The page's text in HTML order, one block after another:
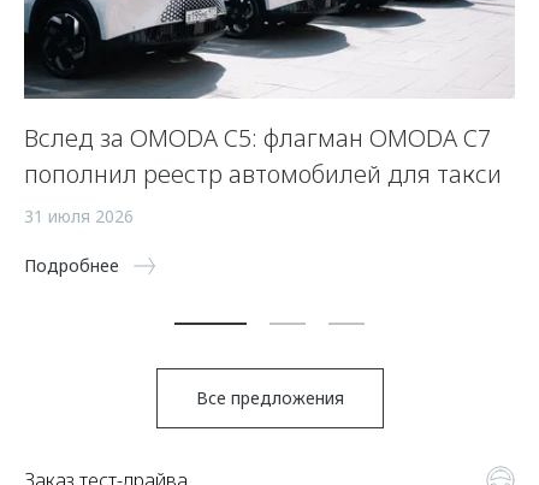
Вслед за OMODA C5: флагман OMODA C7
пополнил реестр автомобилей для такси
31 июля 2026
Подробнее
Все предложения